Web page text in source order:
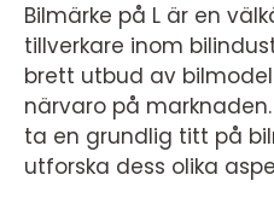
Bilmärke på L är en
tillverkare inom
brett utbud av
närvaro på
ta en grundlig titt på
utforska dess olika